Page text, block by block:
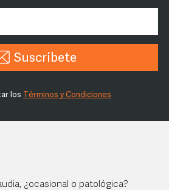
Suscríbete
los Términos y Condiciones
¿ocasional o patológica?